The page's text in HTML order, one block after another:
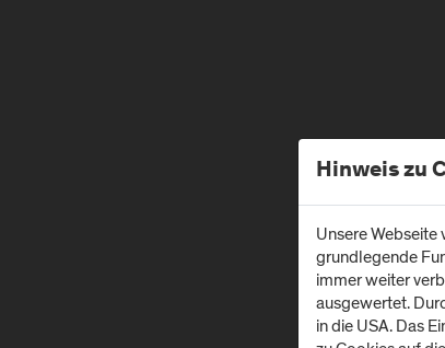
Hinweis zu
Unsere
grundlegende
immer weiter
ausgewertet.
in die USA. Das